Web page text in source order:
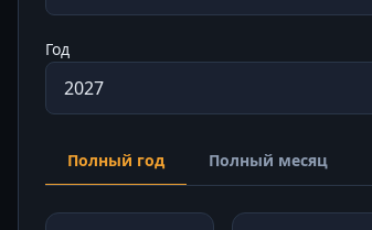
Год
Полный год Полный месяц